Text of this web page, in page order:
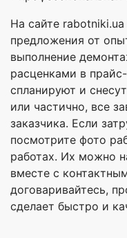
На сайте
предложения от
выполнение
расценками в
спланируют и
или частично, все
заказчика. Если
посмотрите фото
работах. Их можно
вместе с
договаривайтесь,
сделает быстро и